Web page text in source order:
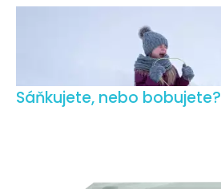
Sáňkujete, nebo bobujete?